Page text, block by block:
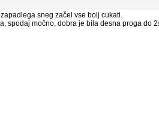
sneg začel vse bolj cukati.
spodaj močno, dobra je bila desna proga do